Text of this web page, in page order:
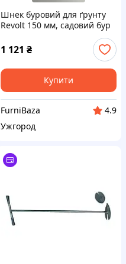
Шнек буровий для ґрунту
Revolt 150 мм, садовий бур
стовпів
1 121 ₴
Купити
FurniBaza
4.9
Ужгород